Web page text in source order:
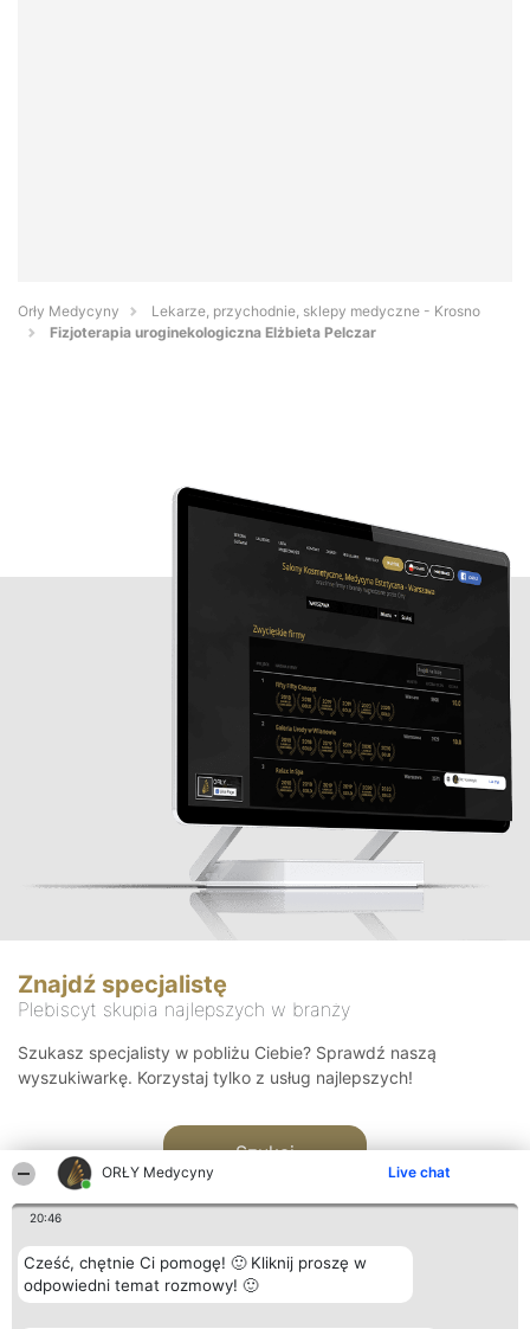
ORŁY Medycyny Live chat
20:46
Cześć, chętnie Ci pomogę! 🙂 Kliknij proszę w
odpowiedni temat rozmowy! 🙂
Orły Medycyny
Lekarze, przychodnie, sklepy medyczne - Krosno
Fizjoterapia uroginekologiczna Elżbieta Pelczar
Znajdź specjalistę
Plebiscyt skupia najlepszych w branży
Szukasz specjalisty w pobliżu Ciebie? Sprawdź naszą
wyszukiwarkę. Korzystaj tylko z usług najlepszych!
Szukaj